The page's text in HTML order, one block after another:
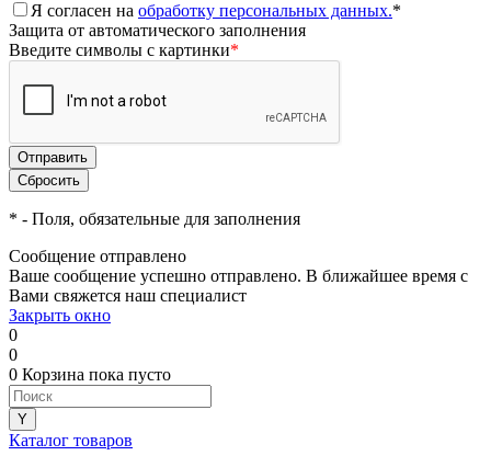
Я согласен на обработку персональных данных.*
Защита от автоматического заполнения
Введите символы с картинки*
* - Поля, обязательные для заполнения
Сообщение отправлено
Ваше сообщение успешно отправлено. В ближайшее время с
Вами свяжется наш специалист
Закрыть окно
0
0
0 Корзина пока пусто
Каталог товаров